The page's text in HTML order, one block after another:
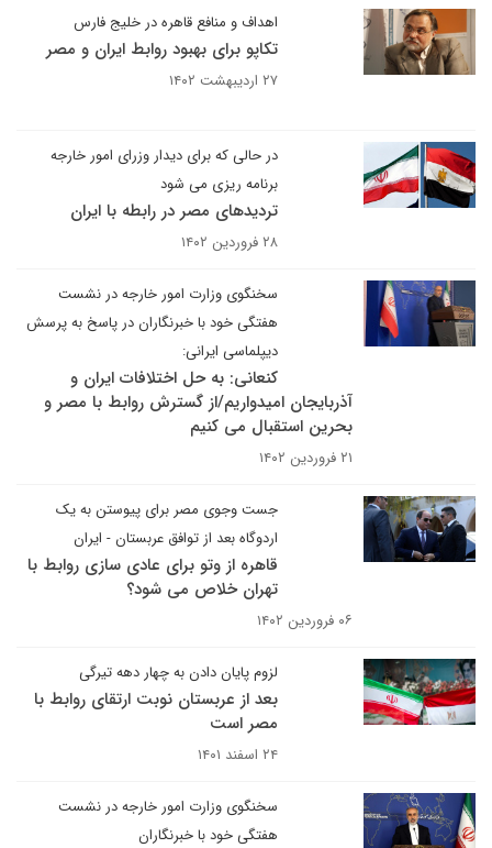
اهداف و منافع قاهره در خلیج فارس
تکاپو برای بهبود روابط ایران و مصر
۲۷ اردیبهشت ۱۴۰۲
در حالی که برای دیدار وزرای امور خارجه
برنامه ریزی می شود
تردیدهای مصر در رابطه با ایران
۲۸ فروردین ۱۴۰۲
سخنگوی وزارت امور خارجه در نشست
هفتگی خود با خبرنگاران در پاسخ به پرسش
دیپلماسی ایرانی:
کنعانی: به حل اختلافات ایران و
آذربایجان امیدواریم/از گسترش روابط با مصر و
بحرین استقبال می کنیم
۲۱ فروردین ۱۴۰۲
جست وجوی مصر برای پیوستن به یک
اردوگاه بعد از توافق عربستان - ایران
قاهره از وتو برای عادی سازی روابط با
تهران خلاص می شود؟
۰۶ فروردین ۱۴۰۲
لزوم پایان دادن به چهار دهه تیرگی
بعد از عربستان نوبت ارتقای روابط با
مصر است
۲۴ اسفند ۱۴۰۱
سخنگوی وزارت امور خارجه در نشست
هفتگی خود با خبرنگاران